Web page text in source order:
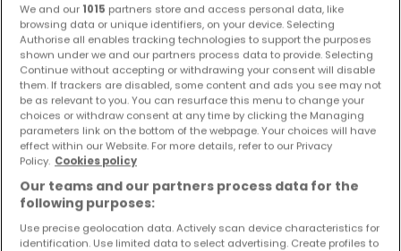
1-Zimmer-Apartment 1 Zimmer zur Miete inTrier
990 €
25 m² 1 1 1
We and our 1015 partners store and access personal data, like
browsing data or unique identifiers, on your device. Selecting
Authorise all enables tracking technologies to support the purposes
shown under we and our partners process data to provide. Selecting
Continue without accepting or withdrawing your consent will disable
them. If trackers are disabled, some content and ads you see may not
be as relevant to you. You can resurface this menu to change your
choices or withdraw consent at any time by clicking the Managing
parameters link on the bottom of the webpage. Your choices will have
effect within our Website. For more details, refer to our Privacy
Policy. Cookies policy
Our teams and our partners process data for the
following purposes:
Use precise geolocation data. Actively scan device characteristics for
identification. Use limited data to select advertising. Create profiles to